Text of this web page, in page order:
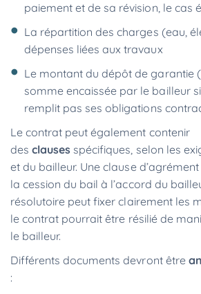
paiement et de sa révision, le cas
La répartition des charges (eau,
dépenses liées aux travaux
Le montant du dépôt de garantie
somme encaissée par le bailleur
remplit pas ses obligations
Le contrat peut également contenir
desclausesspécifiques, selon les
et du bailleur. Une clause
la cession du bail à l’accord du
résolutoire peut fixer clairement les
le contrat pourrait être résilié de
le bailleur.
Différents documents devront être
: